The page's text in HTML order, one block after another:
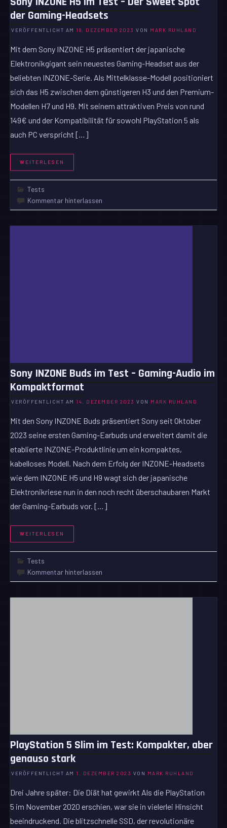
der Gaming-Headsets
VERÖFFENTLICHT AM 18. DEZEMBER 2023 VON MARK RUHLAND
Mit dem Sony INZONE H5 präsentiert der japanische
Elektronikgigant sein neuestes Gaming-Headset aus der
beliebten INZONE-Serie. Als Mittelklasse-Modell positioniert
sich das H5 zwischen dem günstigeren H3 und den Premium-
Modellen H7 und H9. Mit seinem attraktiven Preis von rund
149€ und der Kompatibilität für sowohl PlayStation 5 als
auch PC verspricht […]
WEITERLESEN
Tests
Kommentar hinterlassen
Sony INZONE Buds im Test – Gaming-Audio im
Kompaktformat
VERÖFFENTLICHT AM 14. DEZEMBER 2023 VON MARK RUHLAND
Mit den Sony INZONE Buds präsentiert Sony seit Oktober
2023 seine ersten Gaming-Earbuds und erweitert damit die
etablierte INZONE-Produktlinie um ein kompaktes,
kabelloses Modell. Nach dem Erfolg der INZONE-Headsets
wie dem INZONE H5 und H9 wagt sich der japanische
Elektronikriese nun in den noch recht überschaubaren Markt
der Gaming-Earbuds vor. […]
WEITERLESEN
Tests
Kommentar hinterlassen
PlayStation 5 Slim im Test: Kompakter, aber
genauso stark
VERÖFFENTLICHT AM 1. DEZEMBER 2023 VON MARK RUHLAND
Drei Jahre später: Die Diät hat gewirkt Als die PlayStation
5 im November 2020 erschien, war sie in vielerlei Hinsicht
beeindruckend. Die blitzschnelle SSD, der revolutionäre